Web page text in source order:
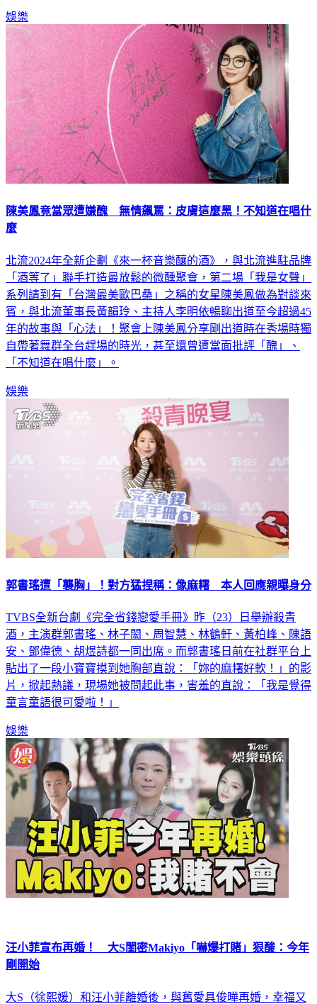
娛樂
陳美鳳竟當眾遭嫌醜 無情飆罵：皮膚這麼黑！不知道在唱什
麼
北流2024年全新企劃《來一杯音樂釀的酒》，與北流進駐品牌
「酒等了」聯手打造最放鬆的微醺聚會，第二場「我是女聲」
系列請到有「台灣最美歐巴桑」之稱的女星陳美鳳做為對談來
賓，與北流董事長黃韻玲、主持人李明依暢聊出道至今超過45
年的故事與「心法」！聚會上陳美鳳分享剛出道時在秀場時獨
自帶著舞群全台趕場的時光，甚至還曾遭當面批評「醜」、
「不知道在唱什麼」。
娛樂
郭書瑤遭「襲胸」！對方猛捏稱：像麻糬 本人回應親曝身分
TVBS全新台劇《完全省錢戀愛手冊》昨（23）日舉辦殺青
酒，主演群郭書瑤、林子閎、周智慧、林鶴軒、黃柏峰、陳語
安、鄧偉德、胡煜詩都一同出席。而郭書瑤日前在社群平台上
貼出了一段小寶寶摸到她胸部直說：「妳的麻糬好軟！」的影
片，掀起熱議，現場她被問起此事，害羞的直說：「我是覺得
童言童語很可愛啦！」
娛樂
汪小菲宣布再婚！ 大S閨密Makiyo「嚇爆打賭」狠酸：今年
剛開始
大S（徐熙媛）和汪小菲離婚後，與舊愛具俊曄再婚，幸福又